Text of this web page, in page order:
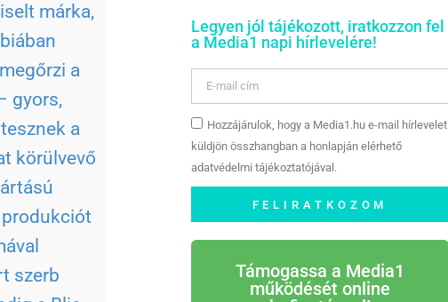
márka,
a
gyors,
a
körülvevő
szerb
Legyen jól tájékozott, iratkozzon fel
a Media1 napi hírlevelére!
Hozzájárulok, hogy a Media1.hu e-mail hírlevelet
küldjön összhangban a honlapján elérhető
adatvédelmi tájékoztatójával.
FELIRATKOZOM
Támogassa a Media1
működését online